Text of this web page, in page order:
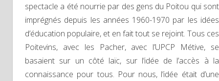
spectacle a été nourrie par des gens du Poitou qui sont
imprégnés depuis les années 1960-1970 par les idées
d’éducation populaire, et en fait tout se rejoint. Tous ces
Poitevins, avec les Pacher, avec l’UPCP Métive, se
basaient sur un côté laïc, sur l’idée de l’accès à la
connaissance pour tous. Pour nous, l’idée était d’une